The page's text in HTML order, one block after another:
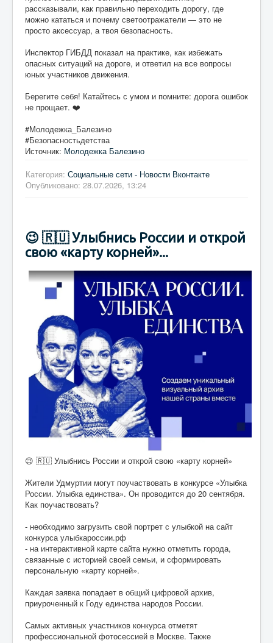
рассказывали, как правильно переходить дорогу, где
можно кататься и почему светоотражатели — это не
просто аксессуар, а твоя безопасность.
Инспектор ГИБДД показал на практике, как избежать
опасных ситуаций на дороге, и ответил на все вопросы
юных участников движения.
Берегите себя! Катайтесь с умом и помните: дорога ошибок
не прощает. ❤️
#Молодежка_Балезино
#Безопасностьдетства
Источник: Молодежка Балезино
Категория: Социальные сети - Новости Вконтакте
Опубликовано: 28.07.2026, 13:24
😉 🇷🇺 Улыбнись России и открой
свою «карту корней»...
😉 🇷🇺 Улыбнись России и открой свою «карту корней»
Жители Удмуртии могут поучаствовать в конкурсе «Улыбка
России. Улыбка единства». Он проводится до 20 сентября.
Как поучаствовать?
- необходимо загрузить свой портрет с улыбкой на сайт
конкурса улыбкароссии.рф
- на интерактивной карте сайта нужно отметить города,
связанные с историей своей семьи, и сформировать
персональную «карту корней».
Каждая заявка попадает в общий цифровой архив,
приуроченный к Году единства народов России.
Самых активных участников конкурса отметят
профессиональной фотосессией в Москве. Также